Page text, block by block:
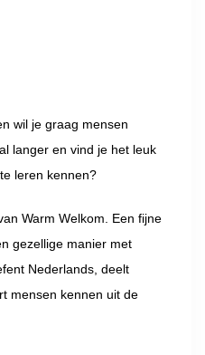
wil je graag mensen
langer en vind je het leuk
leren kennen?
Warm Welkom. Een fijne
gezellige manier met
Nederlands, deelt
mensen kennen uit de